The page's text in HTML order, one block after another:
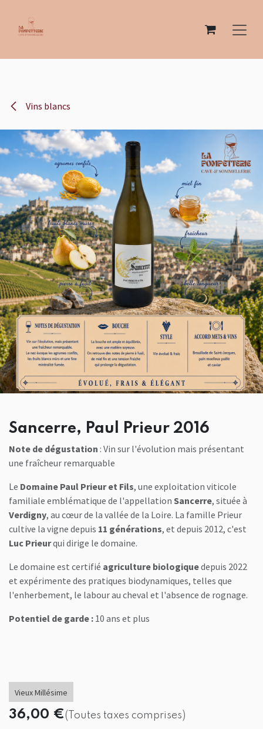
Vins blancs
Sancerre, Paul Prieur 2016
Note de dégustation : Vin sur l'évolution mais présentant
une fraîcheur remarquable
Le Domaine Paul Prieur et Fils, une exploitation viticole
familiale emblématique de l'appellation Sancerre, située à
Verdigny, au cœur de la vallée de la Loire. La famille Prieur
cultive la vigne depuis 11 générations, et depuis 2012, c'est
Luc Prieurqui dirige le domaine.
Le domaine est certifié agriculture biologiquedepuis 2022
et expérimente des pratiques biodynamiques, telles que
l'enherbement, le labour au cheval et l'absence de rognage.
Potentiel de garde : 10 ans et plus
Vieux Millésime
36,00 €(Toutes taxes comprises)